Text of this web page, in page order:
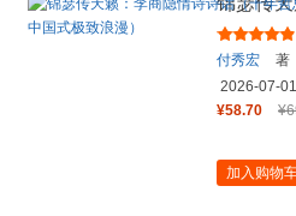
在，锦
付秀宏
著
2026-07-01
¥58.70
加入购物